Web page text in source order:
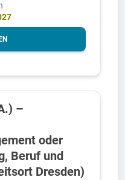
–
oder
Beruf und
Dresden)